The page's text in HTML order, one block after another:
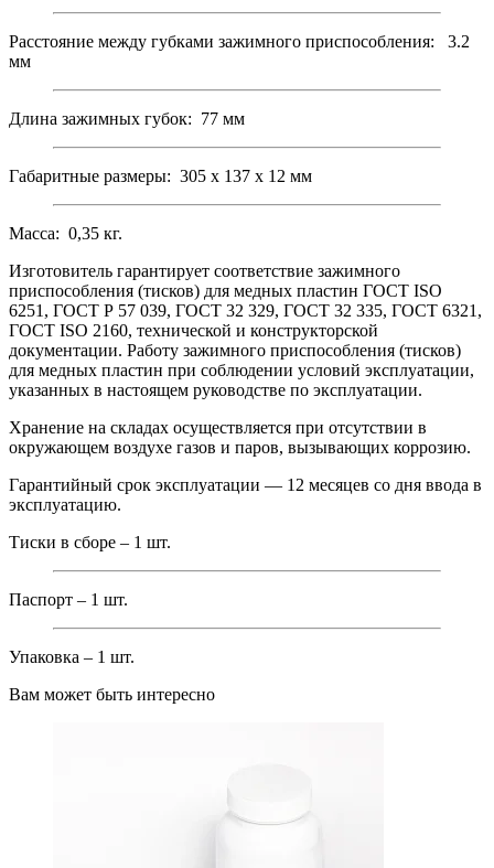
Расстояние между губками зажимного приспособления: 3.2
мм
Длина зажимных губок: 77 мм
Габаритные размеры: 305 х 137 х 12 мм
Масса: 0,35 кг.
Изготовитель гарантирует соответствие зажимного
приспособления (тисков) для медных пластин ГОСТ ISO
6251, ГОСТ Р 57 039, ГОСТ 32 329, ГОСТ 32 335, ГОСТ 6321,
ГОСТ ISO 2160, технической и конструкторской
документации. Работу зажимного приспособления (тисков)
для медных пластин при соблюдении условий эксплуатации,
указанных в настоящем руководстве по эксплуатации.
Хранение на складах осуществляется при отсутствии в
окружающем воздухе газов и паров, вызывающих коррозию.
Гарантийный срок эксплуатации — 12 месяцев со дня ввода в
эксплуатацию.
Тиски в сборе – 1 шт.
Паспорт – 1 шт.
Упаковка – 1 шт.
Вам может быть интересно